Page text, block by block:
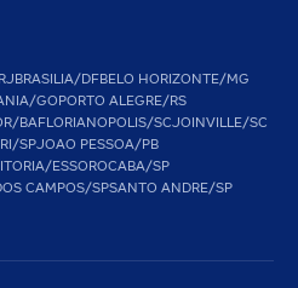
BRASILIA/DFBELO HORIZONTE/MG
GOPORTO ALEGRE/RS
BAFLORIANOPOLIS/SCJOINVILLE/SC
SPJOAO PESSOA/PB
ESSOROCABA/SP
CAMPOS/SPSANTO ANDRE/SP